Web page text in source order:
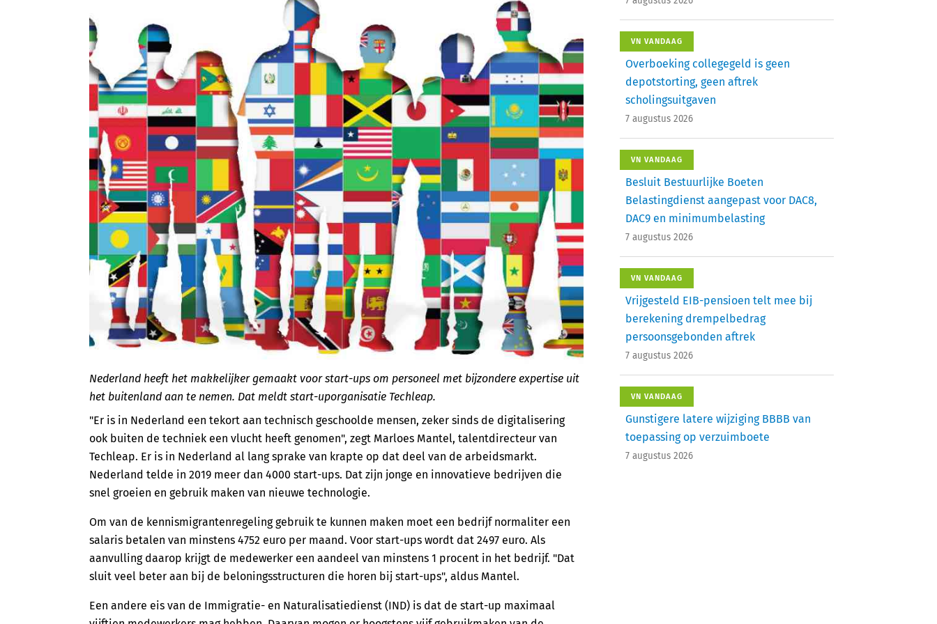
Nederland heeft het makkelijker gemaakt voor start-ups om personeel met bijzondere expertise uit
het buitenland aan te nemen. Dat meldt start-uporganisatie Techleap.
"Er is in Nederland een tekort aan technisch geschoolde mensen, zeker sinds de digitalisering
ook buiten de techniek een vlucht heeft genomen", zegt Marloes Mantel, talentdirecteur van
Techleap. Er is in Nederland al lang sprake van krapte op dat deel van de arbeidsmarkt.
Nederland telde in 2019 meer dan 4000 start-ups. Dat zijn jonge en innovatieve bedrijven die
snel groeien en gebruik maken van nieuwe technologie.
Om van de kennismigrantenregeling gebruik te kunnen maken moet een bedrijf normaliter een
salaris betalen van minstens 4752 euro per maand. Voor start-ups wordt dat 2497 euro. Als
aanvulling daarop krijgt de medewerker een aandeel van minstens 1 procent in het bedrijf. "Dat
sluit veel beter aan bij de beloningsstructuren die horen bij start-ups", aldus Mantel.
Een andere eis van de Immigratie- en Naturalisatiedienst (IND) is dat de start-up maximaal
VN VANDAAG
Overboeking collegegeld is geen
depotstorting, geen aftrek
scholingsuitgaven
7 augustus 2026
VN VANDAAG
Besluit Bestuurlijke Boeten
Belastingdienst aangepast voor DAC8,
DAC9 en minimumbelasting
7 augustus 2026
VN VANDAAG
Vrijgesteld EIB-pensioen telt mee bij
berekening drempelbedrag
persoonsgebonden aftrek
7 augustus 2026
VN VANDAAG
Gunstigere latere wijziging BBBB van
toepassing op verzuimboete
7 augustus 2026